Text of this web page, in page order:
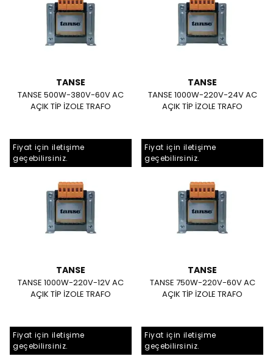
TANSE
TANSE 500W-380V-60V AC
AÇIK TİP İZOLE TRAFO
TANSE
TANSE 1000W-220V-24V AC
AÇIK TİP İZOLE TRAFO
Fiyat için iletişime
geçebilirsiniz.
TANSE
TANSE 1000W-220V-12V AC
AÇIK TİP İZOLE TRAFO
Fiyat için iletişime
geçebilirsiniz.
TANSE
TANSE 750W-220V-60V AC
AÇIK TİP İZOLE TRAFO
Fiyat için iletişime
geçebilirsiniz.
Fiyat için iletişime
geçebilirsiniz.